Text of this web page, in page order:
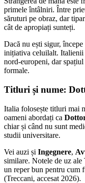
primele întâlniri. Între
săruturi pe obraz, dar
cât de apropiați sunteți.
Dacă nu ești sigur,
inițiativa celuilalt. Italienii
nord-europeni, dar
formale.
Titluri și nume:
Italia folosește titluri mai
oameni abordați ca
chiar și când nu sunt
studii universitare.
Vei auzi și Ingegnere,
similare. Notele de uz ale
un reper bun pentru cum
(Treccani, accesat 2026).